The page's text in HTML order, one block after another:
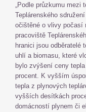
„Podle průzkumu mezi
Teplárenského
očištěné o vlivy počasí
pracoviště
hranici jsou odběratelé
uhlí a biomasu, které
bylo zvýšení ceny
procent. K vyšším
tepla z plynových
vyšších desítkách
domácností plynem či